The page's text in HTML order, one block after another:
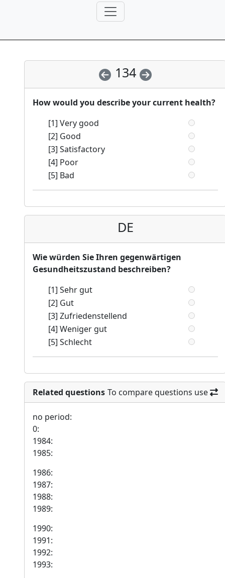
134
How would you describe your current health?
[1] Very good
[2] Good
[3] Satisfactory
[4] Poor
[5] Bad
DE
Wie würden Sie Ihren gegenwärtigen
Gesundheitszustand beschreiben?
[1] Sehr gut
[2] Gut
[3] Zufriedenstellend
[4] Weniger gut
[5] Schlecht
Related questions To compare questions use
no period:
0:
1984:
1985:
1986:
1987:
1988:
1989:
1990:
1991:
1992:
1993: